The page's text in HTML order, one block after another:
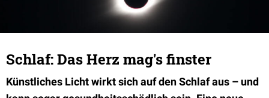
Schlaf: Das Herz mag's finster
Künstliches Licht wirkt sich auf den Schlaf aus – und